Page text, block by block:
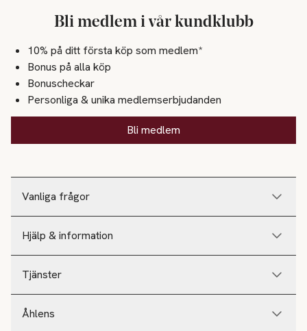
Vanliga frågor
Hjälp & information
Tjänster
Åhlens
Bli medlem i vår kundklubb
10% på ditt första köp som medlem*
Bonus på alla köp
Bonuscheckar
Personliga & unika medlemserbjudanden
Bli medlem